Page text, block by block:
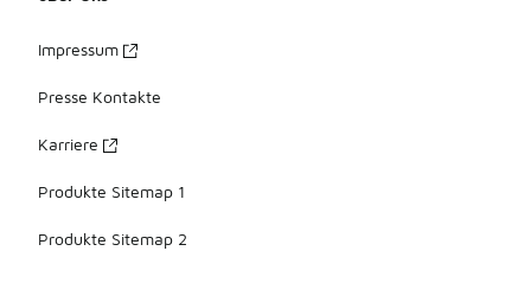
Impressum
Presse Kontakte
Karriere
Produkte Sitemap 1
Produkte Sitemap 2